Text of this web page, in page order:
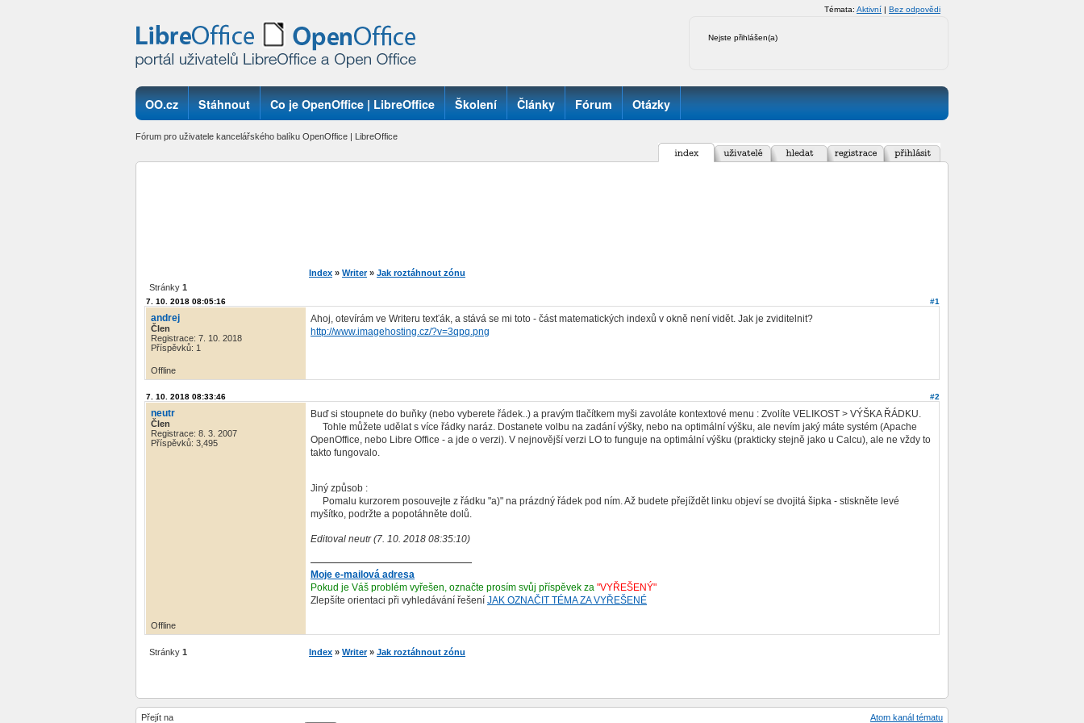
Nejste přihlášen(a)
Témata: Aktivní | Bez odpovědi
OO.cz Stáhnout Co je OpenOffice | LibreOffice Školení Články Fórum Otázky
Fórum pro uživatele kancelářského balíku OpenOffice | LibreOffice
Index » Writer » Jak roztáhnout zónu
Stránky 1
#1
7. 10. 2018 08:05:16
andrej
Člen
Registrace: 7. 10. 2018
Příspěvků: 1
Ahoj, otevírám ve Writeru texťák, a stává se mi toto - část matematických indexů v okně není vidět. Jak je zviditelnit?
http://www.imagehosting.cz/?v=3qpq.png
Offline
#2
7. 10. 2018 08:33:46
neutr
Člen
Registrace: 8. 3. 2007
Příspěvků: 3,495
Buď si stoupnete do buňky (nebo vyberete řádek..) a pravým tlačítkem myši zavoláte kontextové menu : Zvolíte VELIKOST > VÝŠKA ŘÁDKU.
Tohle můžete udělat s více řádky naráz. Dostanete volbu na zadání výšky, nebo na optimální výšku, ale nevím jaký máte systém (Apache
OpenOffice, nebo Libre Office - a jde o verzi). V nejnovější verzi LO to funguje na optimální výšku (prakticky stejně jako u Calcu), ale ne vždy to
takto fungovalo.
Jiný způsob :
Pomalu kurzorem posouvejte z řádku "a)" na prázdný řádek pod ním. Až budete přejíždět linku objeví se dvojitá šipka - stiskněte levé
myšítko, podržte a popotáhněte dolů.
Editoval neutr (7. 10. 2018 08:35:10)
Moje e-mailová adresa
Pokud je Váš problém vyřešen, označte prosím svůj příspěvek za "VYŘEŠENÝ"
Zlepšíte orientaci při vyhledávání řešení JAK OZNAČIT TÉMA ZA VYŘEŠENÉ
Offline
Stránky 1 Index » Writer » Jak roztáhnout zónu
Přejít na Atom kanál tématu